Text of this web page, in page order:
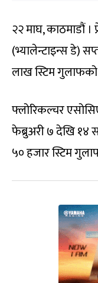
२२ माघ, काठमाडौं ।
(भ्यालेन्टाइन्स डे)
लाख स्टिम
फ्लोरिकल्चर
फेब्रुअरी ७ देखि १४
५० हजार स्टिम